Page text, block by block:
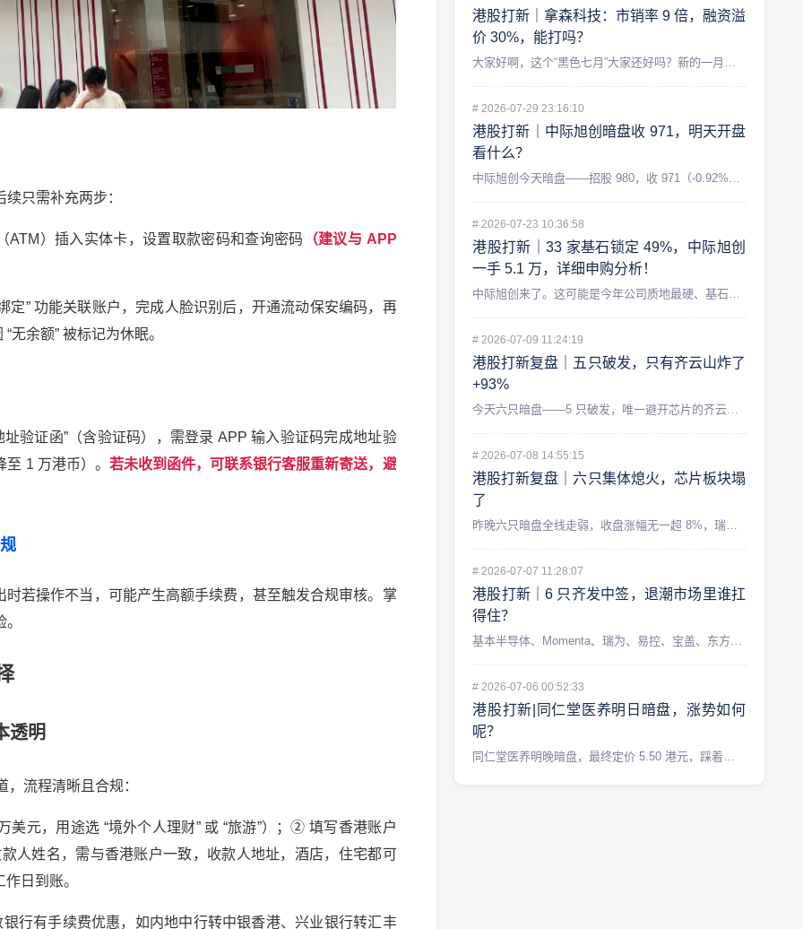
只需补充两步：
ATM ）插入实体卡，设置取款密码和查询密码 （建议与 APP
定” 功能关联账户，完成人脸识别后，开通流动保安编码， 再
“无余额” 被标记为休眠。
址验证函”（含验证码），需登录 APP输入验证码完成地址验
至 1 万港币）。 若未收到函件，可联系银行客服重新寄送，避
时若操作不当，可能产生高额手续费，甚至触发合规审核。掌
透明
，流程清晰且合规：
美元，用途选 “境外个人理财” 或 “旅游”）；②填写香港账户
人姓名 ，需与香港账户一致，收款人地址，酒店，住宅都可
作日到账。
银行有手续费优惠，如内地中行转中银香港、兴业银行转汇丰
港股打新｜拿森科技：市销率 9 倍，融资溢
价 30%，能打吗？
# 2026-07-29 23:16:10
港股打新｜中际旭创暗盘收 971，明天开盘
看什么？
# 2026-07-23 10:36:58
港股打新｜33 家基石锁定 49%，中际旭创
一手 5.1 万，详细申购分析！
# 2026-07-09 11:24:19
港股打新复盘｜五只破发，只有齐云山炸了
+93%
# 2026-07-08 14:55:15
港股打新复盘｜六只集体熄火，芯片板块塌
了
# 2026-07-07 11:28:07
港股打新｜6 只齐发中签，退潮市场里谁扛
得住？
# 2026-07-06 00:52:33
港股打新|同仁堂医养明日暗盘，涨势如何
呢？